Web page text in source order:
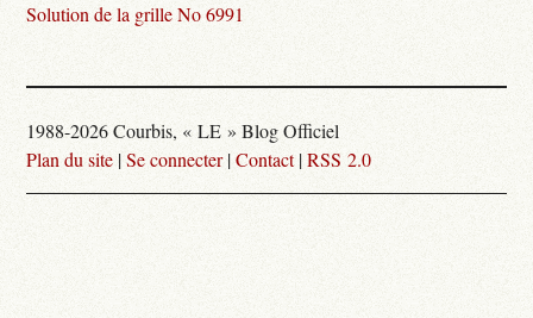
Solution de la grille No 6991
1988-2026 Courbis, « LE » Blog Officiel
Plan du site |Se connecter|Contact|RSS 2.0